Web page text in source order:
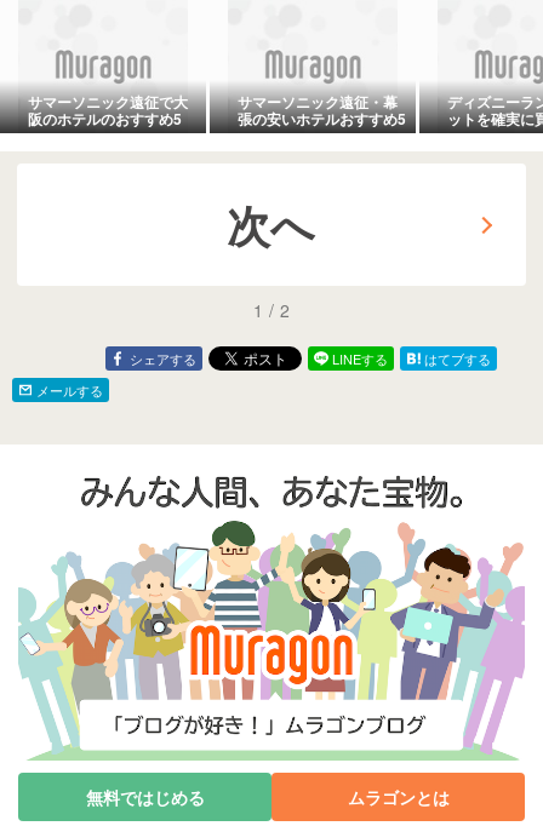
サマーソニック遠征で大
阪のホテルのおすすめ5
選！アクセスと価格で徹
底比較
サマーソニック遠征・幕
張の安いホテルおすすめ5
選！【コスパ最強】
ディズニーラ
ットを確実に
の方法しかな
次へ
1 / 2
シェアする LINEする
はてブする
メールする
無料ではじめる ムラゴンとは